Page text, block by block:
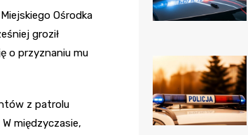
Ośrodka
groził
o przyznaniu mu
z patrolu
międzyczasie,